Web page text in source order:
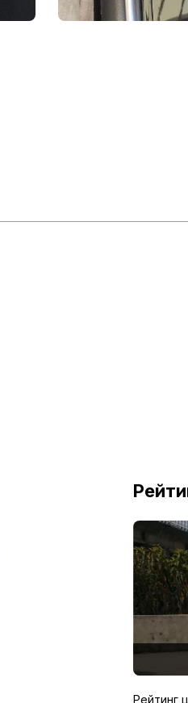
Автоматическая парковка
Конфигурация
Основное сиденье с
Электрическая память сидений
Рейтинг